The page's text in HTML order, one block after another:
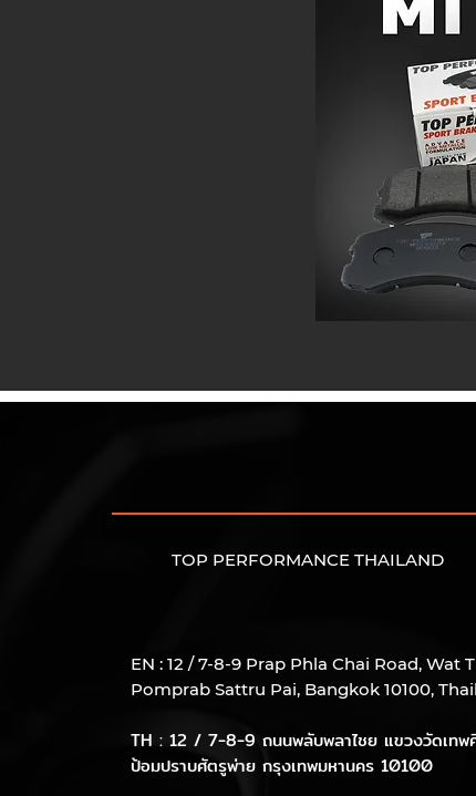
TOP PERFORMANCE THAILAND
EN : 12 / 7-8-9 Prap Phla Chai Road, Wat
Pomprab Sattru Pai, Bangkok 10100,
TH : 12 / 7-8-9 ถนนพลับพลาไชย แขวงวัดเทพ
ป้อมปราบศัตรูพ่าย กรุงเทพมหานคร 10100